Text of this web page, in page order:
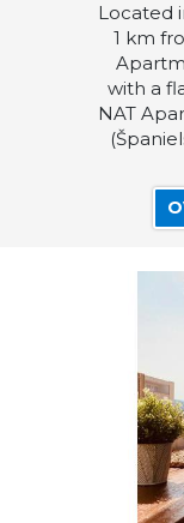
Located
1 km
with a
NAT